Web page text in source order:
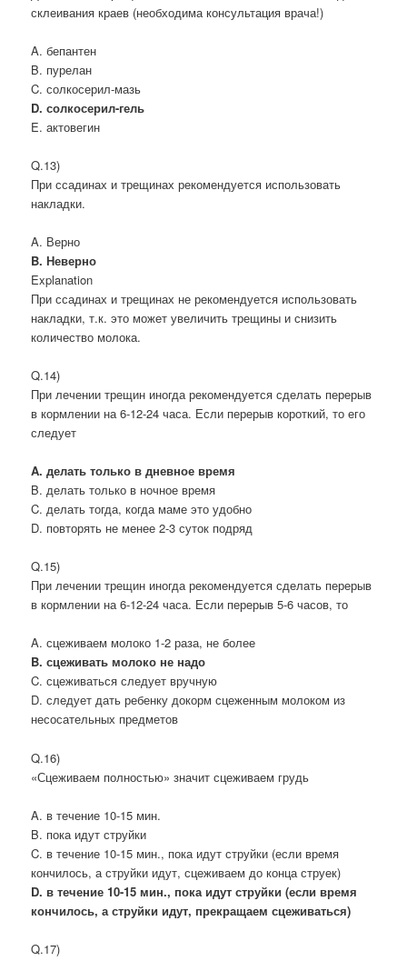
склеивания краев (необходима консультация врача!)
A. бепантен
B. пурелан
C. солкосерил-мазь
D. солкосерил-гель
E. актовегин
Q.13)
При ссадинах и трещинах рекомендуется использовать
накладки.
A. Верно
B. Неверно
Explanation
При ссадинах и трещинах не рекомендуется использовать
накладки, т.к. это может увеличить трещины и снизить
количество молока.
Q.14)
При лечении трещин иногда рекомендуется сделать перерыв
в кормлении на 6-12-24 часа. Если перерыв короткий, то его
следует
A. делать только в дневное время
B. делать только в ночное время
C. делать тогда, когда маме это удобно
D. повторять не менее 2-3 суток подряд
Q.15)
При лечении трещин иногда рекомендуется сделать перерыв
в кормлении на 6-12-24 часа. Если перерыв 5-6 часов, то
A. сцеживаем молоко 1-2 раза, не более
B. сцеживать молоко не надо
C. сцеживаться следует вручную
D. следует дать ребенку докорм сцеженным молоком из
несосательных предметов
Q.16)
«Сцеживаем полностью» значит сцеживаем грудь
A. в течение 10-15 мин.
B. пока идут струйки
C. в течение 10-15 мин., пока идут струйки (если время
кончилось, а струйки идут, сцеживаем до конца струек)
D. в течение 10-15 мин., пока идут струйки (если время
кончилось, а струйки идут, прекращаем сцеживаться)
Q.17)